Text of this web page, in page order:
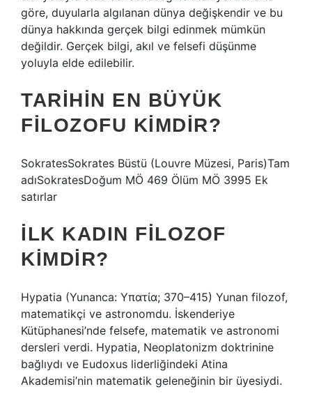
göre, duyularla algılanan dünya değişkendir ve bu
dünya hakkında gerçek bilgi edinmek mümkün
değildir. Gerçek bilgi, akıl ve felsefi düşünme
yoluyla elde edilebilir.
TARIHIN EN BÜYÜK
FILOZOFU KIMDIR?
SokratesSokrates Büstü (Louvre Müzesi, Paris)Tam
adıSokratesDoğum MÖ 469 Ölüm MÖ 3995 Ek
satırlar
İLK KADIN FILOZOF
KIMDIR?
Hypatia (Yunanca: Υπατία; 370–415) Yunan filozof,
matematikçi ve astronomdu. İskenderiye
Kütüphanesi’nde felsefe, matematik ve astronomi
dersleri verdi. Hypatia, Neoplatonizm doktrinine
bağlıydı ve Eudoxus liderliğindeki Atina
Akademisi’nin matematik geleneğinin bir üyesiydi.